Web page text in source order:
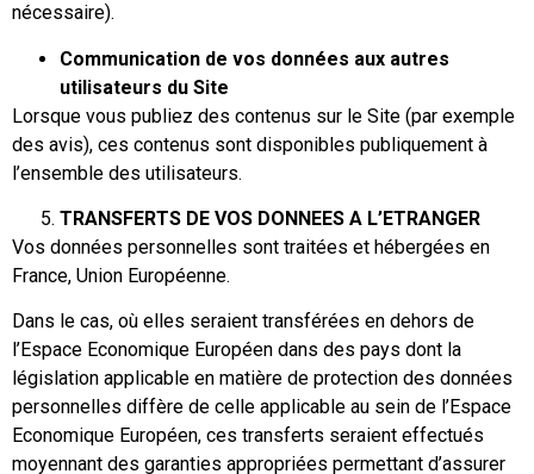
nécessaire).
Communication de vos données aux autres
utilisateurs du Site
Lorsque vous publiez des contenus sur le Site (par exemple
des avis), ces contenus sont disponibles publiquement à
l’ensemble des utilisateurs.
TRANSFERTS DE VOS DONNEES A L’ETRANGER
Vos données personnelles sont traitées et hébergées en
France, Union Européenne.
Dans le cas, où elles seraient transférées en dehors de
l’Espace Economique Européen dans des pays dont la
législation applicable en matière de protection des données
personnelles diffère de celle applicable au sein de l’Espace
Economique Européen, ces transferts seraient effectués
moyennant des garanties appropriées permettant d’assurer